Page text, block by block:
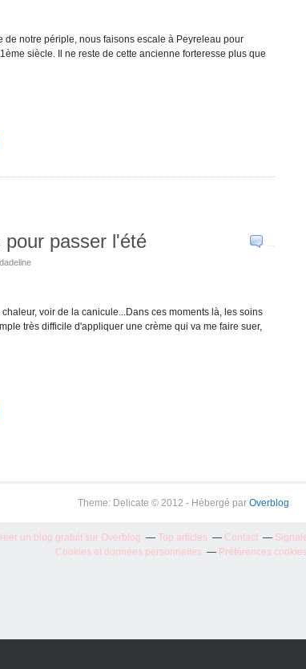
notre périple, nous faisons escale à Peyreleau pour
siècle. Il ne reste de cette ancienne forteresse plus que
…
pour passer l'été
voir de la canicule...Dans ces moments là, les soins
très difficile d'appliquer une crème qui va me faire suer,
Theme: Delicate © 2012 - Hébergé par Overblog
un blog gratuit sur Overblog Top articles Contact
Cookies et données personnelles
Préférences cookies